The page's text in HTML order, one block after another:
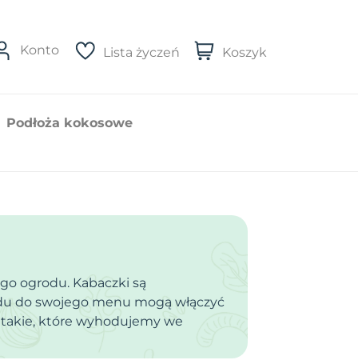
Konto Lista życzeń Koszyk
Podłoża kokosowe
ogrodu. Kabaczki są
do swojego menu mogą włączyć
które wyhodujemy we